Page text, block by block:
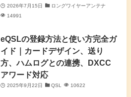
2026年7月15日
ロングワイヤーアンテナ
14991
eQSLの登録方法と使い方完全ガ
イド｜カードデザイン、送り
方、ハムログとの連携、DXCC
アワード対応
2025年9月22日 QSL 10622